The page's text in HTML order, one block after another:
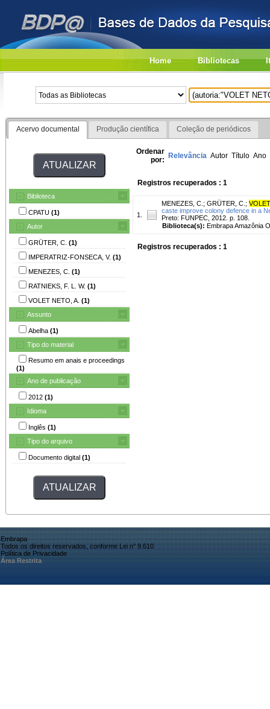
Home Bibliotecas
Acervo documental Produção científica Coleção de periódicos
Biblioteca
CPATU (1)
Autor
GRÜTER, C. (1)
IMPERATRIZ-FONSECA, V. (1)
MENEZES, C. (1)
RATNIEKS, F. L. W. (1)
VOLET NETO, A. (1)
Assunto
Abelha (1)
Tipo do material
Resumo em anais e proceedings
(1)
Ano de publicação
2012 (1)
Idioma
Inglês (1)
Tipo do arquivo
Documento digital (1)
Ordenar
por: Relevância Autor Título Ano
Registros recuperados : 1
1.
MENEZES, C. ; GRÜTER, C. ;
caste improve colony defence in a
Preto: FUNPEC, 2012. p. 108.
Biblioteca(s): Embrapa Amazônia
Registros recuperados : 1
Embrapa
Todos os direitos reservados, conforme Lei n° 9.610
Política de Privacidade
Área Restrita